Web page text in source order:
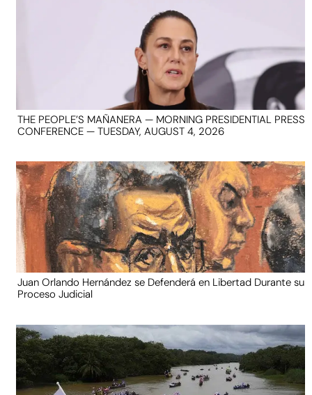
THE PEOPLE’S MAÑANERA — MORNING PRESIDENTIAL PRESS
CONFERENCE — TUESDAY, AUGUST 4, 2026
Juan Orlando Hernández se Defenderá en Libertad Durante su
Proceso Judicial